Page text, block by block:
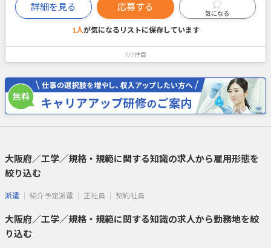
詳細を見る 応募する
気になる
1人が気になるリストに保存しています
7/7件目
大阪府／工学／規格・規範に関する知識の求人から雇用形態を
絞り込む
派遣 紹介予定派遣 正社員 契約社員
大阪府／工学／規格・規範に関する知識の求人から勤務地を絞
り込む